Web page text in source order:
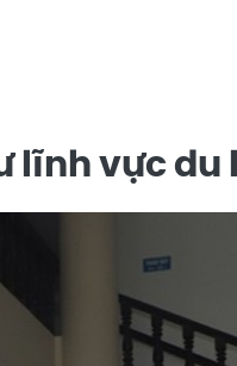
lĩnh vực du